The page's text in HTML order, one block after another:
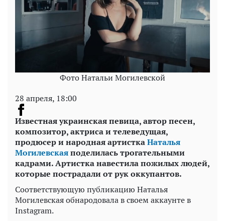
Фото Натальи Могилевской
28 апреля, 18:00
Известная украинская певица, автор песен,
композитор, актриса и телеведущая,
продюсер и народная артисткаНаталья
Могилевскаяподелилась трогательными
кадрами. Артистка навестила пожилых людей,
которые пострадали от рук оккупантов.
Соответствующую публикацию Наталья
Могилевская обнародовала в своем аккаунте в
Instagram.